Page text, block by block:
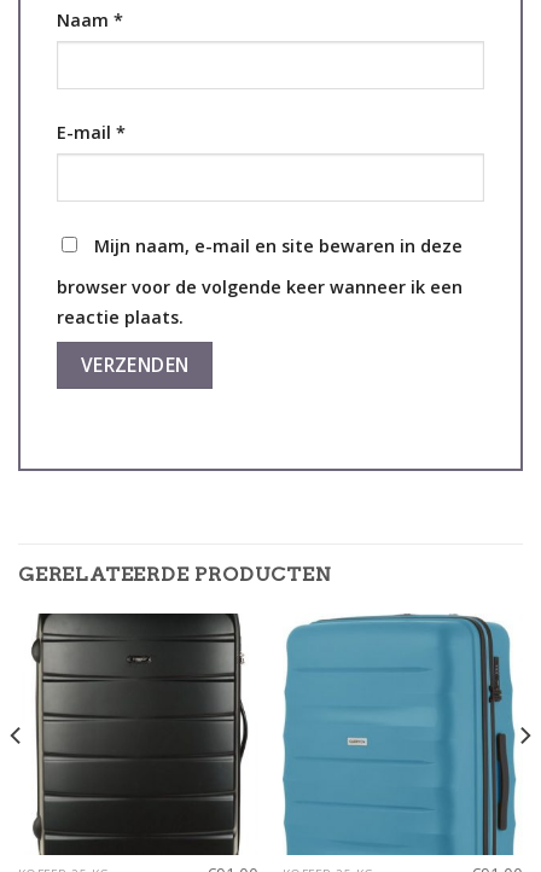
Naam *
E-mail *
Mijn naam, e-mail en site bewaren in deze
browser voor de volgende keer wanneer ik een
reactie plaats.
GERELATEERDE PRODUCTEN